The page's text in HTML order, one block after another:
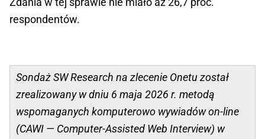
respondentów.
Sondaż SW Research na zlecenie Onetu został
zrealizowany w dniu 6 maja 2026 r. metodą
wspomaganych komputerowo wywiadów on-line
(CAWI — Computer-Assisted Web Interview) w